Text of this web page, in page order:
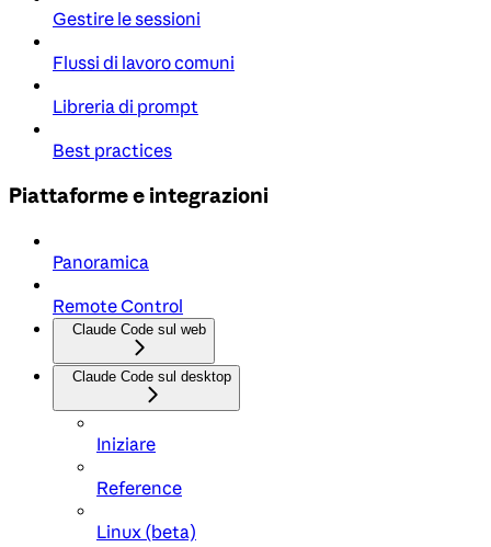
Gestire le sessioni
Flussi di lavoro comuni
Libreria di prompt
Best practices
Piattaforme e integrazioni
Panoramica
Remote Control
Claude Code sul web
Claude Code sul desktop
Iniziare
Reference
Linux (beta)